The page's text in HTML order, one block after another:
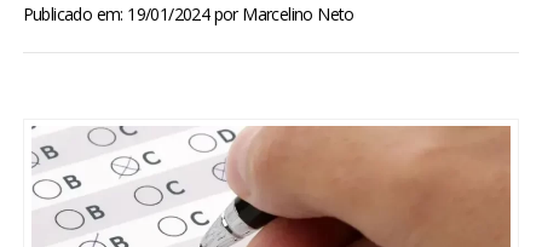
PARAÍBA
MUNDO
ESPORTES
Publicado em: 19/01/2024porMarcelino Neto